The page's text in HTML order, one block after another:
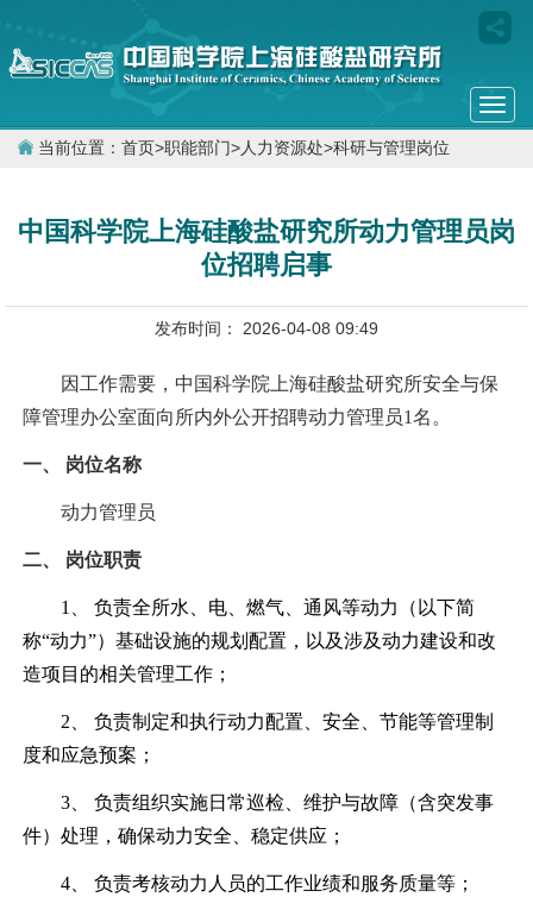
当前位置： 首页>职能部门>人力资源处>科研与管理岗位
中国科学院上海硅酸盐研究所动力管理员岗
位招聘启事
发布时间： 2026-04-08 09:49
因工作需要，中国科学院上海硅酸盐研究所安全与保
障管理办公室面向所内外公开招聘动力管理员1名。
一、 岗位名称
动力管理员
二、 岗位职责
1、 负责全所水、电、燃气、通风等动力（以下简
称“动力”）基础设施的规划配置，以及涉及动力建设和改
造项目的相关管理工作；
2、 负责制定和执行动力配置、安全、节能等管理制
度和应急预案；
3、 负责组织实施日常巡检、维护与故障（含突发事
件）处理，确保动力安全、稳定供应；
4、 负责考核动力人员的工作业绩和服务质量等；